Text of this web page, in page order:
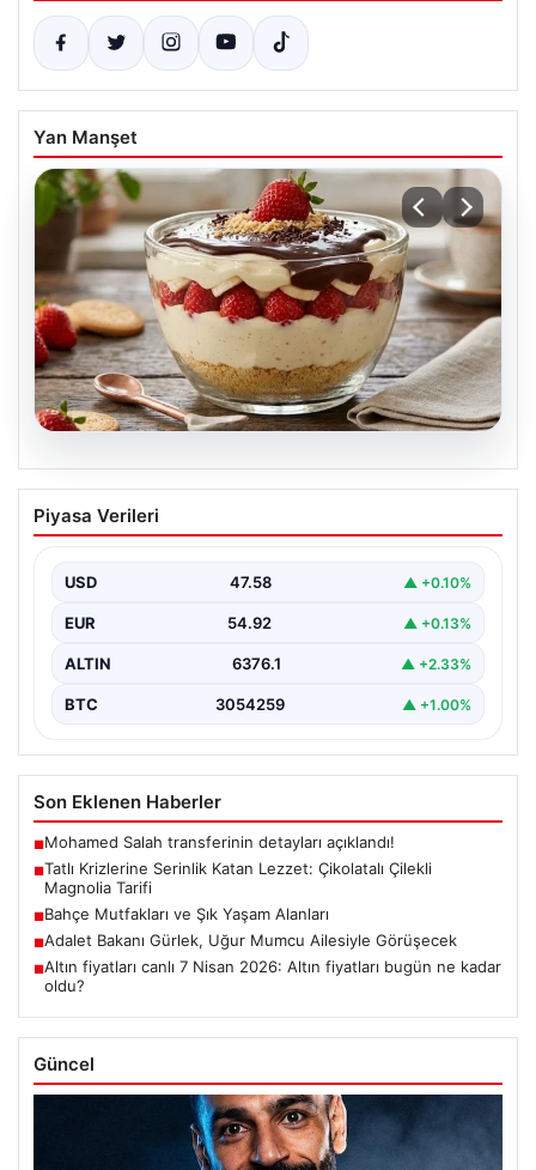
Yan Manşet
05.08.2026
Tatlı Krizlerine Serinlik Katan Lezzet:
Çikolatalı Çilekli Magnolia Tarifi
severlerin favorisi haline gelen günümüzün popüler
tatlılarından…
Piyasa Verileri
USD 47.58 ▲ +0.10%
EUR 54.92 ▲ +0.13%
ALTIN 6376.1 ▲ +2.33%
BTC 3054259 ▲ +1.00%
Son Eklenen Haberler
■Mohamed Salah transferinin detayları açıklandı!
■Tatlı Krizlerine Serinlik Katan Lezzet: Çikolatalı Çilekli
Magnolia Tarifi
■Bahçe Mutfakları ve Şık Yaşam Alanları
■Adalet Bakanı Gürlek, Uğur Mumcu Ailesiyle Görüşecek
■Altın fiyatları canlı 7 Nisan 2026: Altın fiyatları bugün ne kadar
oldu?
Güncel